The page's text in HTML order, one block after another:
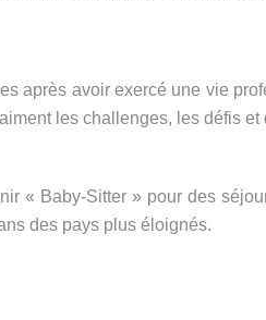
après avoir exercé une vie
les challenges, les défis
« Baby-Sitter » pour des
des pays plus éloignés.